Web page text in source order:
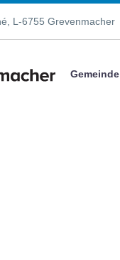
L-6755 Grevenmacher
Gemeinde